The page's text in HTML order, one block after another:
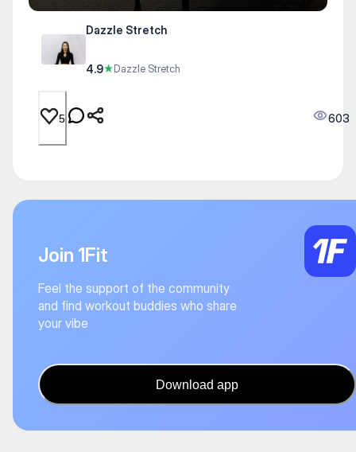
Dazzle Stretch
4.9★Dazzle Stretch
5 603
Join 1Fit
Feel the support of the community
and find workout buddies who share
your vibe
Download app